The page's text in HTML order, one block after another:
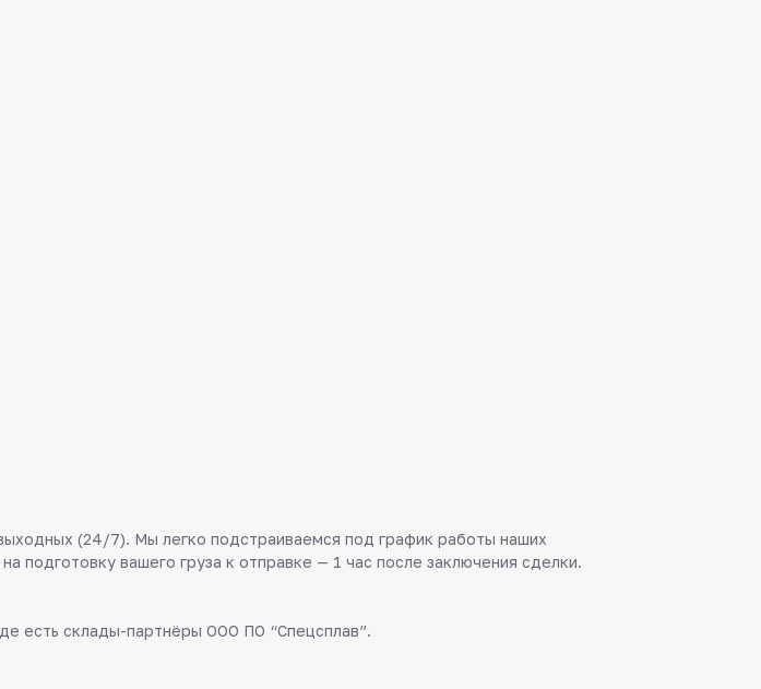
(24/7). Мы легко подстраиваемся под график работы наших
подготовку вашего груза к отправке — 1 час после заключения сделки.
есть склады-партнёры ООО ПО “Спецсплав”.